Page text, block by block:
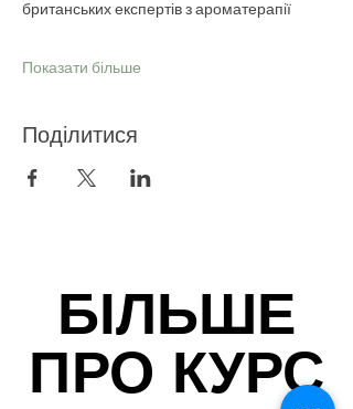
британських експертів з ароматерапії
Показати більше
Поділитися
БІЛЬШЕ
ПРО КУРС
БІЛЬШЕ
ПРО КУРС